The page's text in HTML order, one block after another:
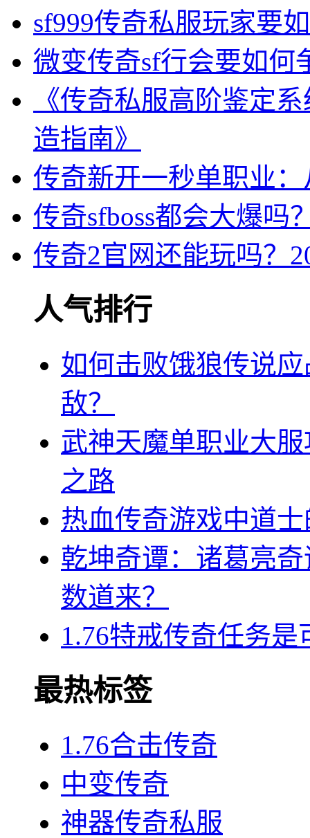
sf999传奇私服玩家要
微变传奇sf行会要如何
《传奇私服高阶鉴定
造指南》
传奇新开一秒单职业
传奇sfboss都会大爆吗
传奇2官网还能玩吗？
人气排行
如何击败饿狼传说
敌？
武神天魔单职业大
之路
热血传奇游戏中道
乾坤奇谭：诸葛亮
数道来？
1.76特戒传奇任务是
最热标签
1.76合击传奇
中变传奇
神器传奇私服